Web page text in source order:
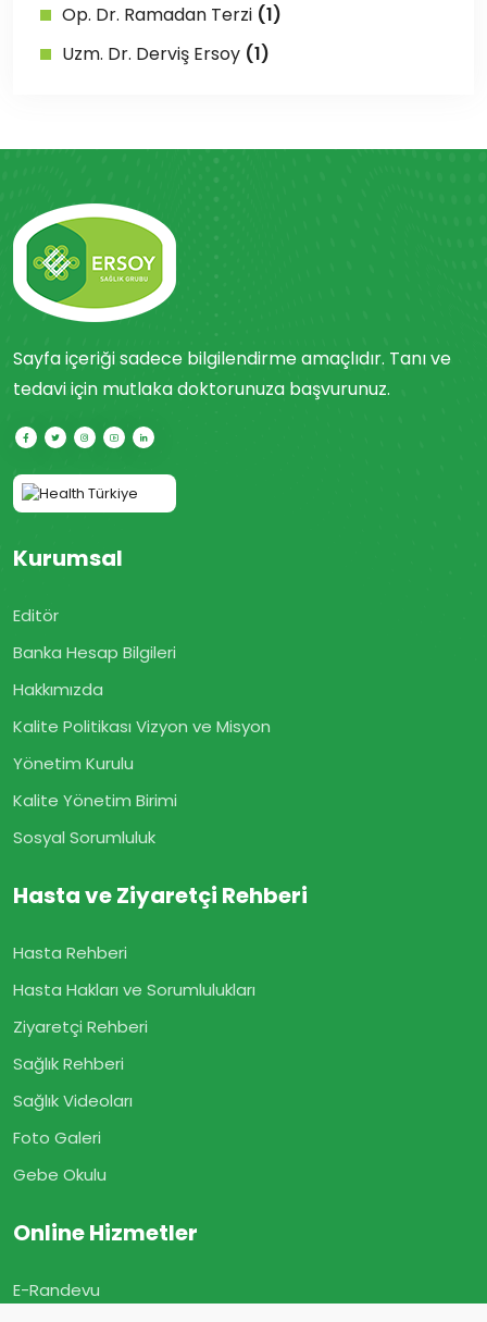
Op. Dr. Ramadan Terzi (1)
Uzm. Dr. Derviş Ersoy (1)
Sayfa içeriği sadece bilgilendirme amaçlıdır. Tanı ve
tedavi için mutlaka doktorunuza başvurunuz.
Kurumsal
Editör
Banka Hesap Bilgileri
Hakkımızda
Kalite Politikası Vizyon ve Misyon
Yönetim Kurulu
Kalite Yönetim Birimi
Sosyal Sorumluluk
Hasta ve Ziyaretçi Rehberi
Hasta Rehberi
Hasta Hakları ve Sorumlulukları
Ziyaretçi Rehberi
Sağlık Rehberi
Sağlık Videoları
Foto Galeri
Gebe Okulu
Online Hizmetler
E-Randevu